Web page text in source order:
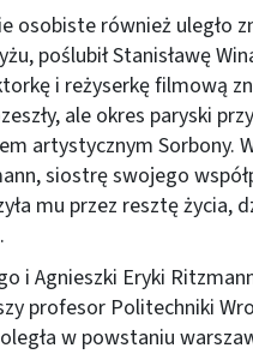
osobiste również uległo
poślubił Stanisławę
i reżyserkę filmową
ale okres paryski
artystycznym Sorbony.
siostrę swojego
mu przez resztę życia,
i Agnieszki Eryki
profesor Politechniki
w powstaniu